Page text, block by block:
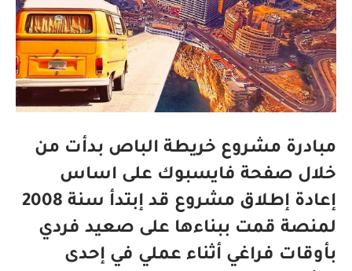
مبادرة مشروع خريطة الباص بدأت من
خلال صفحة فايسبوك على اساس
إعادة إطلاق مشروع قد إبتدأ سنة 2008
لمنصة قمت ببناءها على صعيد فردي
بأوقات فراغي أثناء عملي في إحدى